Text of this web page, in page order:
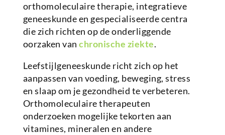
orthomoleculaire therapie, integratieve
geneeskunde en gespecialiseerde centra
die zich richten op de onderliggende
oorzaken vanchronische ziekte.
Leefstijlgeneeskunde richt zich op het
aanpassen van voeding, beweging, stress
en slaap om je gezondheid te verbeteren.
Orthomoleculaire therapeuten
onderzoeken mogelijke tekorten aan
vitamines, mineralen en andere